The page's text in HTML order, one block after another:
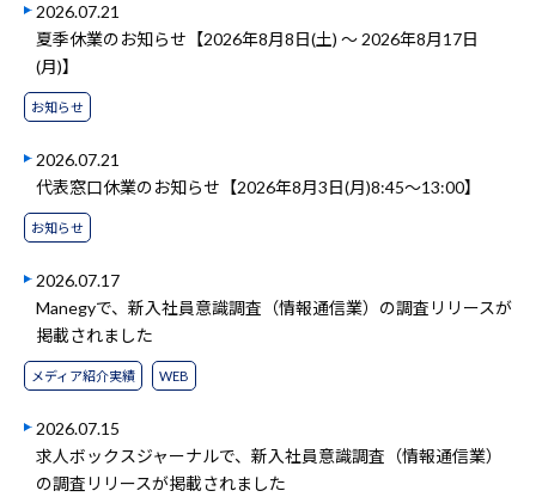
2026.07.21
夏季休業のお知らせ【2026年8月8日(土) ～ 2026年8月17日
(月)】
お知らせ
2026.07.21
代表窓口休業のお知らせ【2026年8月3日(月)8:45～13:00】
お知らせ
2026.07.17
Manegyで、新入社員意識調査（情報通信業）の調査リリースが
掲載されました
メディア紹介実績 WEB
2026.07.15
求人ボックスジャーナルで、新入社員意識調査（情報通信業）
の調査リリースが掲載されました